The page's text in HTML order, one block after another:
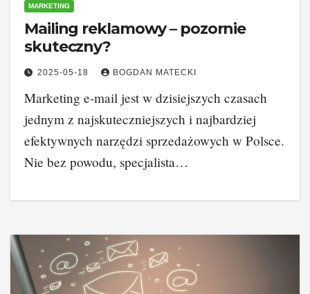
MARKETING
Mailing reklamowy – pozornie
skuteczny?
2025-05-18 BOGDAN MATECKI
Marketing e-mail jest w dzisiejszych czasach
jednym z najskuteczniejszych i najbardziej
efektywnych narzędzi sprzedażowych w Polsce.
Nie bez powodu, specjalista…